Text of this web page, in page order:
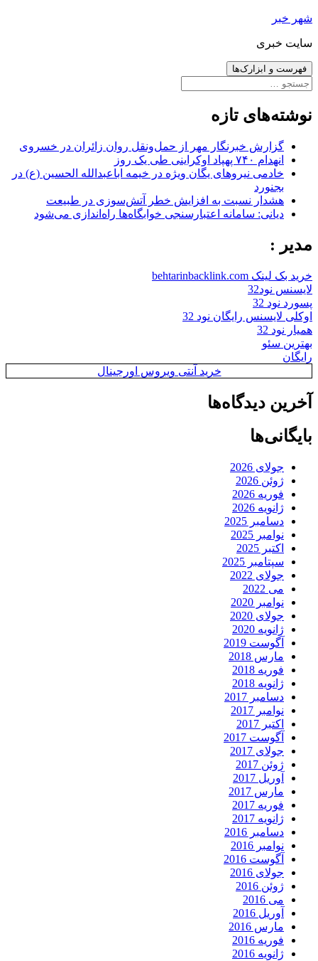
رفتن
نوشته‌ها
شهر خبر
سایت خبری
فهرست و ابزارک‌ها
جستجو
نوشته‌های تازه
گزارش خبرنگار مهر از حمل‌ونقل روان زائران در خسروی
انهدام ۷۴۰ پهپاد اوکراینی طی یک روز
خادمی نیروهای یگان ویژه در خیمه اباعبدالله الحسین (ع) در
بجنورد
هشدار نسبت به افزایش خطر آتش‌سوزی در طبیعت
دیانی: سامانه اعتبارسنجی خوابگاه‌ها راه‌اندازی می‌شود
مدیر :
خرید بک لینک behtarinbacklink.com
لایسنس نود32
پسورد نود 32
اوکلی لایسنس رایگان نود 32
همیار نود 32
بهترین سئو
رایگان
خرید آنتی ویروس اورجینال
آخرین دیدگاه‌ها
بایگانی‌ها
جولای 2026
ژوئن 2026
فوریه 2026
ژانویه 2026
دسامبر 2025
نوامبر 2025
اکتبر 2025
سپتامبر 2025
جولای 2022
می 2022
نوامبر 2020
جولای 2020
ژانویه 2020
آگوست 2019
مارس 2018
فوریه 2018
ژانویه 2018
دسامبر 2017
نوامبر 2017
اکتبر 2017
آگوست 2017
جولای 2017
ژوئن 2017
آوریل 2017
مارس 2017
فوریه 2017
ژانویه 2017
دسامبر 2016
نوامبر 2016
آگوست 2016
جولای 2016
ژوئن 2016
می 2016
آوریل 2016
مارس 2016
فوریه 2016
ژانویه 2016